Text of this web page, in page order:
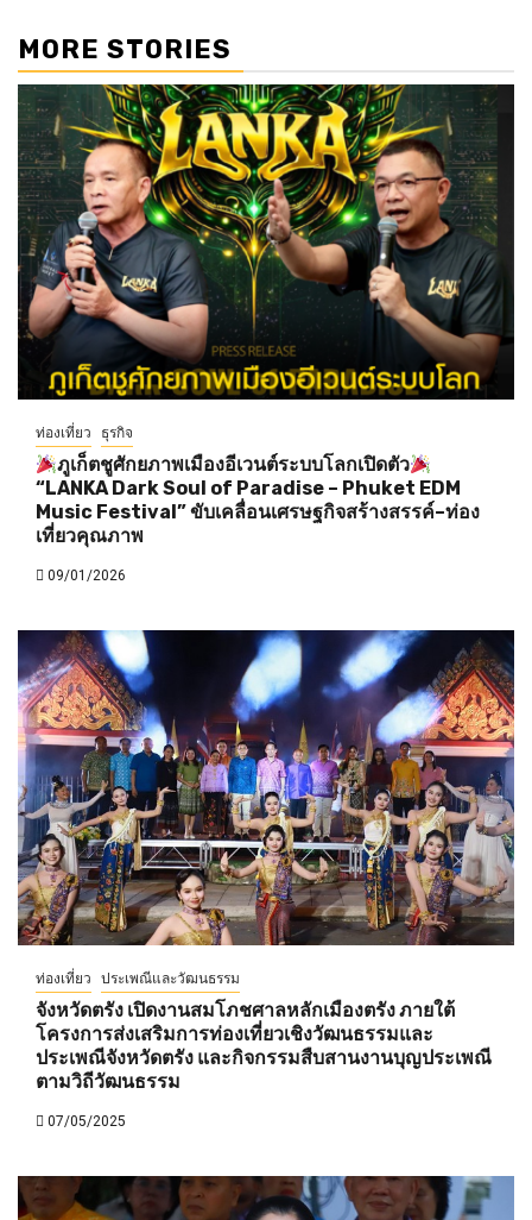
MORE STORIES
ท่องเที่ยว ธุรกิจ
ภูเก็ตชูศักยภาพเมืองอีเวนต์ระบบโลกเปิดตัว
“LANKA Dark Soul of Paradise – Phuket EDM
Music Festival” ขับเคลื่อนเศรษฐกิจสร้างสรรค์–ท่อง
เที่ยวคุณภาพ
09/01/2026
ท่องเที่ยว ประเพณีและวัฒนธรรม
จังหวัดตรัง เปิดงานสมโภชศาลหลักเมืองตรัง ภายใต้
โครงการส่งเสริมการท่องเที่ยวเชิงวัฒนธรรมและ
ประเพณีจังหวัดตรัง และกิจกรรมสืบสานงานบุญประเพณี
ตามวิถีวัฒนธรรม
07/05/2025